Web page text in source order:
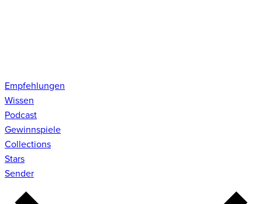
Empfehlungen
Wissen
Podcast
Gewinnspiele
Collections
Stars
Sender